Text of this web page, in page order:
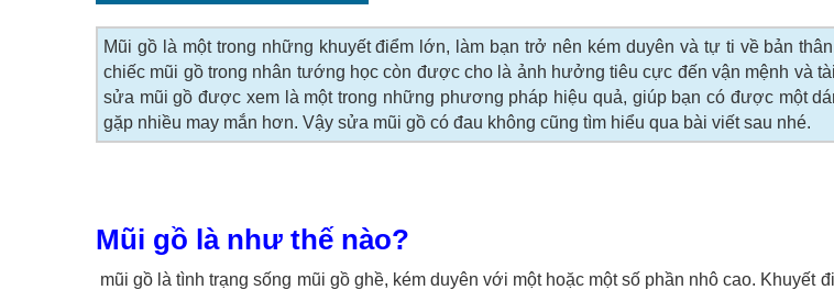
Mũi gồ là một trong những khuyết điểm lớn, làm bạn trở nên kém duyên và tự ti về bản
chiếc mũi gồ trong nhân tướng học còn được cho là ảnh hưởng tiêu cực đến vận mệnh và
sửa mũi gồ được xem là một trong những phương pháp hiệu quả, giúp bạn có được một
gặp nhiều may mắn hơn. Vậy sửa mũi gồ có đau không cũng tìm hiểu qua bài viết sau nhé.
Mũi gồ là như thế nào?
mũi gồ là tình trạng sống mũi gồ ghề, kém duyên với một hoặc một số phần nhô cao. Khuyết